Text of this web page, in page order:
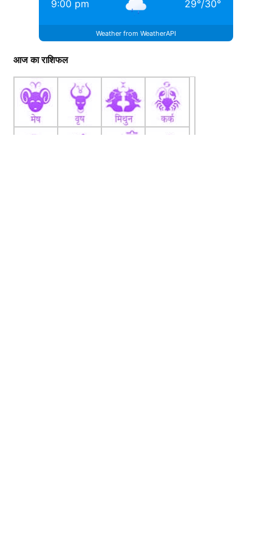
9:00 pm 29°/30°
Weather from WeatherAPI
आज का राशिफल